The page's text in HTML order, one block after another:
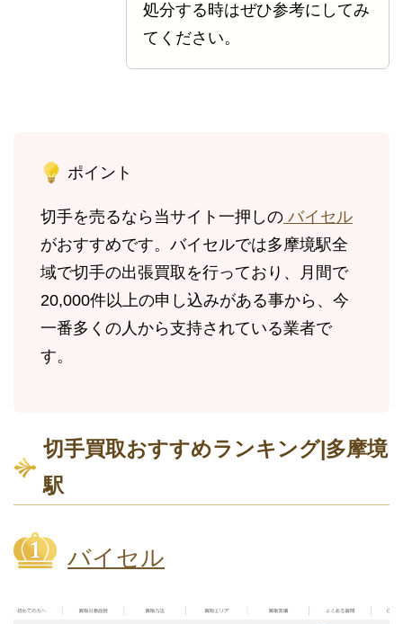
処分する時はぜひ参考にしてみ
てください。
ポイント
切手を売るなら当サイト一押しの バイセル
がおすすめです。バイセルでは多摩境駅全
域で切手の出張買取を行っており、月間で
20,000件以上の申し込みがある事から、今
一番多くの人から支持されている業者で
す。
切手買取おすすめランキング|多摩境
駅
バイセル